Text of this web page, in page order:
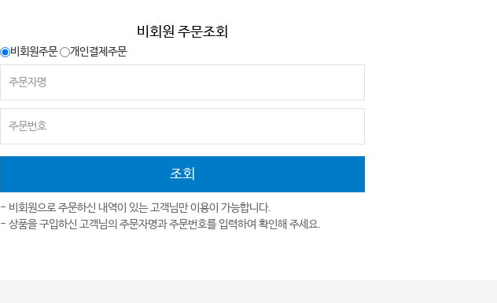
비회원 주문조회
비회원주문 개인결제주문
- 비회원으로 주문하신 내역이 있는 고객님만 이용이 가능합니다.
- 상품을 구입하신 고객님의 주문자명과 주문번호를 입력하여 확인해 주세요.